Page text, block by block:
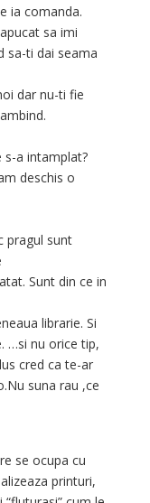
ia comanda.
sa imi
sa-ti dai seama
dar nu-ti fie
s-a intamplat?
deschis o
pragul sunt
Sunt din ce in
librarie. Si
…si nu orice tip,
cred ca te-ar
suna rau ,ce
se ocupa cu
printuri,